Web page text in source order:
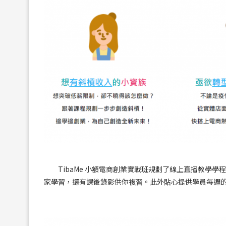
TibaMe 小額電商創業實戰班規劃了線上直播教學學
家學習，還有課後錄影供你複習。此外貼心提供學員每